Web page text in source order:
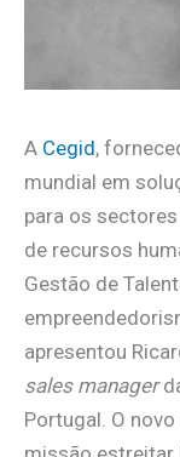
A Cegid,
mundial em
para os sectores
de recursos
Gestão de
apresentou
sales manager
Portugal. O